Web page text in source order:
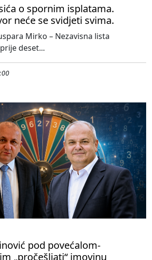
o spornim isplatama.
neće se svidjeti svima.
Mirko – Nezavisna lista
deset...
pod povećalom-
„pročešljati“ imovinu